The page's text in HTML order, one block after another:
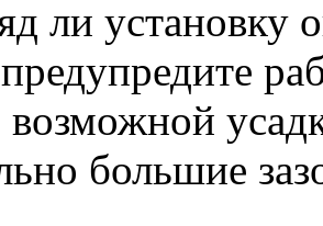
ли установку
возможной
большие